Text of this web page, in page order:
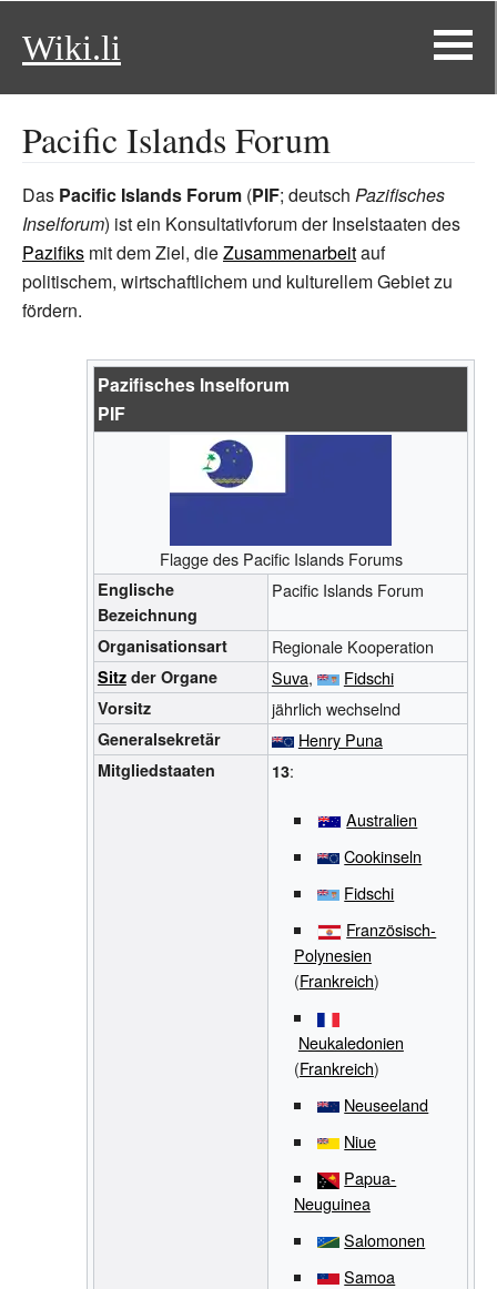
Wiki.li
Pacific Islands Forum
Das Pacific Islands Forum (PIF; deutsch Pazifisches
Inselforum) ist ein Konsultativforum der Inselstaaten des
Pazifiks mit dem Ziel, dieZusammenarbeitauf
politischem, wirtschaftlichem und kulturellem Gebiet zu
fördern.
Pazifisches Inselforum
PIF
Flagge des Pacific Islands Forums
Englische
Bezeichnung
Pacific Islands Forum
Organisationsart Regionale Kooperation
Sitzder Organe Suva, Fidschi
Vorsitz jährlich wechselnd
Generalsekretär Henry Puna
Mitgliedstaaten 13:
Australien
Cookinseln
Fidschi
Französisch-
Polynesien
(Frankreich)
Neukaledonien
(Frankreich)
Neuseeland
Niue
Papua-
Neuguinea
Salomonen
Samoa